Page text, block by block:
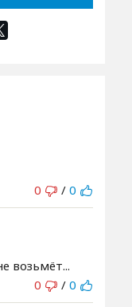
0
/ 0
возьмёт...
0
/ 0